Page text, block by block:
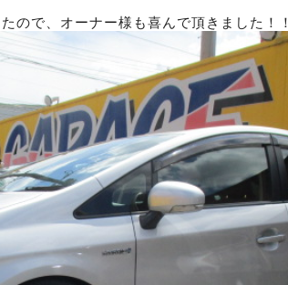
ので、オーナー様も喜んで頂きました！！